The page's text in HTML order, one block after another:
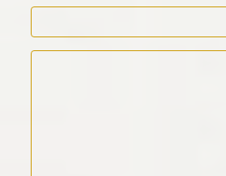
Kommentar Text